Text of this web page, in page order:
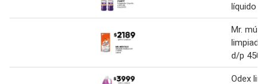
líquido
Mr.
d/p 450
Odex